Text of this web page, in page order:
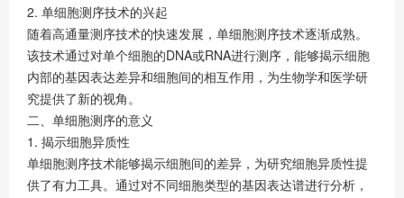
2. 单细胞测序技术的兴起
随着高通量测序技术的快速发展，单细胞测序技术逐渐成熟。
该技术通过对单个细胞的DNA或RNA进行测序，能够揭示细胞
内部的基因表达差异和细胞间的相互作用，为生物学和医学研
究提供了新的视角。
二、单细胞测序的意义
1. 揭示细胞异质性
单细胞测序技术能够揭示细胞间的差异，为研究细胞异质性提
供了有力工具。通过对不同细胞类型的基因表达谱进行分析，